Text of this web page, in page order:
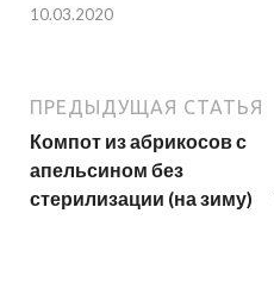
10.03.2020
ПРЕДЫДУЩАЯ СТАТЬЯ
Компот из абрикосов с
апельсином без
стерилизации (на зиму)